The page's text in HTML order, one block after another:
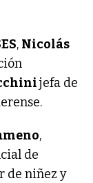
, Nicolás
jefa de
,
de
de niñez y